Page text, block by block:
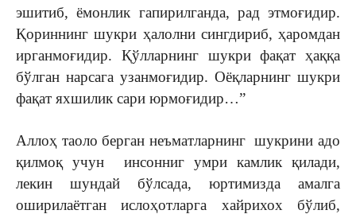
эшитиб, ёмонлик гапирилганда, рад этмоғидир.
Қориннинг шукри ҳалолни сингдириб, ҳаромдан
ирганмоғидир. Қўлларнинг шукри фақат ҳаққа
бўлган нарсага узанмоғидир. Оёқларнинг шукри
фақат яхшилик сари юрмоғидир…”
Аллоҳ таоло берган неъматларнинг шукрини адо
қилмоқ учун инсонниг умри камлик қилади,
лекин шундай бўлсада, юртимизда амалга
оширилаётган ислоҳотларга хайрихох бўлиб,